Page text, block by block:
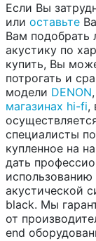
Если Вы
или оставьте
Вам подобрать
акустику по
купить, Вы
потрогать и
модели DENON
магазинах hi-fi,
специалисты
купленное на
дать
акустической
black. Мы
от
end